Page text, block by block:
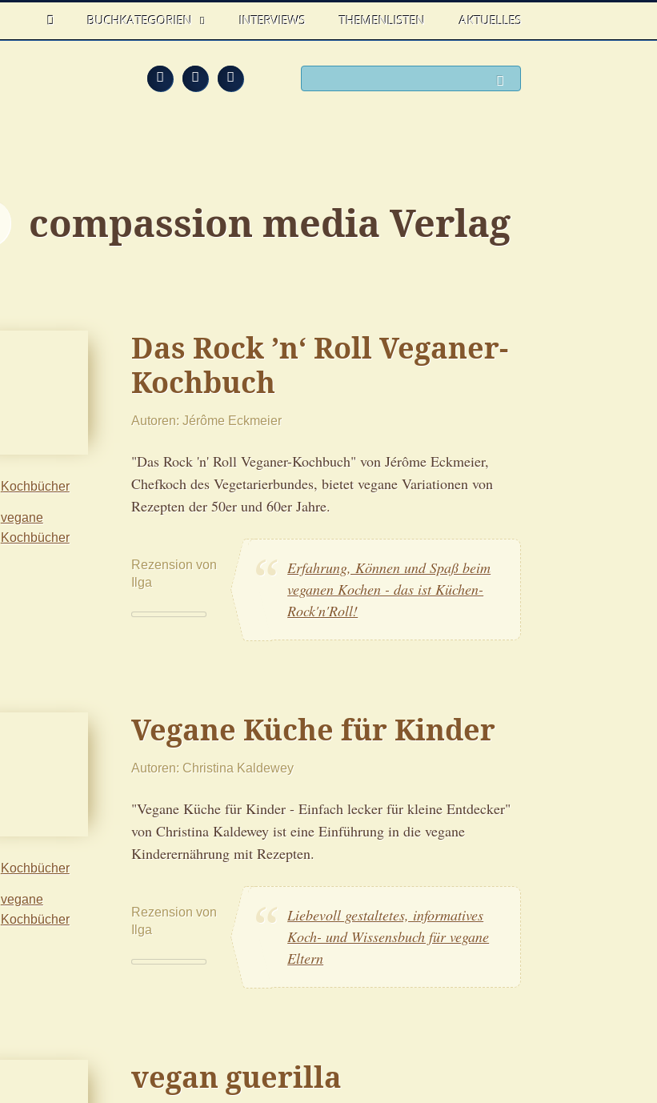
HOME
BUCHKATEGORIEN INTERVIEWS THEMENLISTEN AKTUELLES
Feed FacebookTwitter
compassion media Verlag
Das Rock ’n‘ Roll Veganer-
Kochbuch
Autoren Jérôme Eckmeier
"Das Rock 'n' Roll Veganer-Kochbuch" von Jérôme Eckmeier,
Chefkoch des Vegetarierbundes, bietet vegane Variationen von
Rezepten der 50er und 60er Jahre.
Rezension von
Ilga
Erfahrung, Können und Spaß beim
veganen Kochen - das ist Küchen-
Rock'n'Roll!
Kochbücher
vegane
Kochbücher
Vegane Küche für Kinder
Autoren Christina Kaldewey
"Vegane Küche für Kinder - Einfach lecker für kleine Entdecker"
von Christina Kaldewey ist eine Einführung in die vegane
Kinderernährung mit Rezepten.
Rezension von
Ilga
Liebevoll gestaltetes, informatives
Koch- und Wissensbuch für vegane
Eltern
Kochbücher
vegane
Kochbücher
vegan guerilla